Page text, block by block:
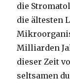
die
die ältesten
Milliarden
dieser Zeit
seltsamen